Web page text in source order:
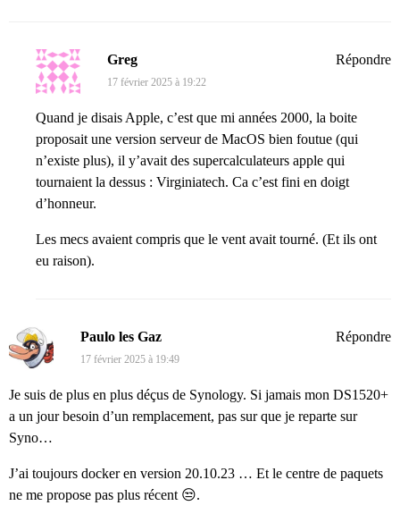
Greg
17 février 2025 à 19:22
Quand je disais Apple, c’est que mi années 2000, la boite
proposait une version serveur de MacOS bien foutue (qui
n’existe plus), il y’avait des supercalculateurs apple qui
tournaient la dessus : Virginiatech. Ca c’est fini en doigt
d’honneur.
Les mecs avaient compris que le vent avait tourné. (Et ils ont
eu raison).
Répondre
Paulo les Gaz
17 février 2025 à 19:49
Je suis de plus en plus déçus de Synology. Si jamais mon DS1520+
a un jour besoin d’un remplacement, pas sur que je reparte sur
Syno…
J’ai toujours docker en version 20.10.23 … Et le centre de paquets
ne me propose pas plus récent 😒.
Répondre